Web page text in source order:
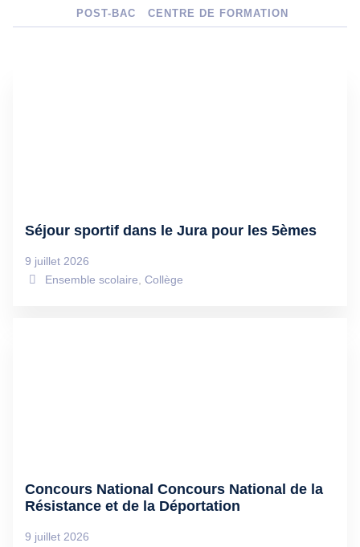
POST-BAC CENTRE DE FORMATION
Séjour sportif dans le Jura pour les 5èmes
9 juillet 2026
Ensemble scolaire Collège
Concours National Concours National de la
Résistance et de la Déportation
9 juillet 2026